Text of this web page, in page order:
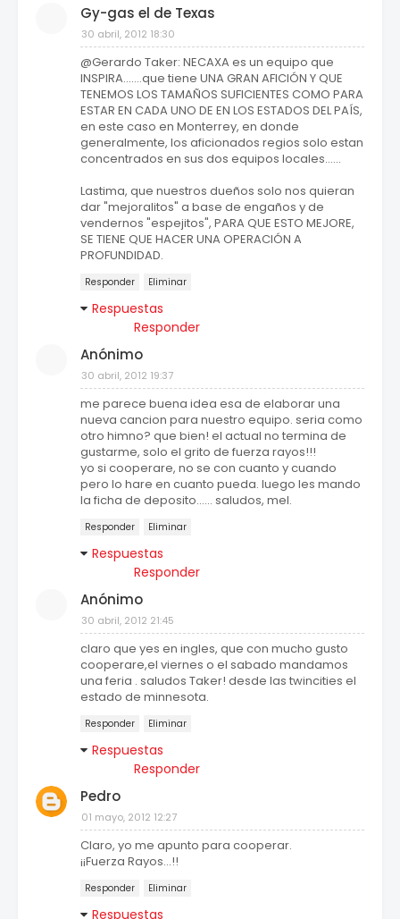
Gy-gas el de Texas
30 abril, 2012 18:30
@Gerardo Taker: NECAXA es un equipo que
INSPIRA.......que tiene UNA GRAN AFICIÓN Y QUE
TENEMOS LOS TAMAÑOS SUFICIENTES COMO PARA
ESTAR EN CADA UNO DE EN LOS ESTADOS DEL PAÍS,
en este caso en Monterrey, en donde
generalmente, los aficionados regios solo estan
concentrados en sus dos equipos locales......
Lastima, que nuestros dueños solo nos quieran
dar "mejoralitos" a base de engaños y de
vendernos "espejitos", PARA QUE ESTO MEJORE,
SE TIENE QUE HACER UNA OPERACIÓN A
PROFUNDIDAD.
Responder Eliminar
Respuestas
Responder
Anónimo
30 abril, 2012 19:37
me parece buena idea esa de elaborar una
nueva cancion para nuestro equipo. seria como
otro himno? que bien! el actual no termina de
gustarme, solo el grito de fuerza rayos!!!
yo si cooperare, no se con cuanto y cuando
pero lo hare en cuanto pueda. luego les mando
la ficha de deposito...... saludos, mel.
Responder Eliminar
Respuestas
Responder
Anónimo
30 abril, 2012 21:45
claro que yes en ingles, que con mucho gusto
cooperare,el viernes o el sabado mandamos
una feria . saludos Taker! desde las twincities el
estado de minnesota.
Responder Eliminar
Respuestas
Responder
Pedro
01 mayo, 2012 12:27
Claro, yo me apunto para cooperar.
¡¡Fuerza Rayos...!!
Responder Eliminar
Respuestas